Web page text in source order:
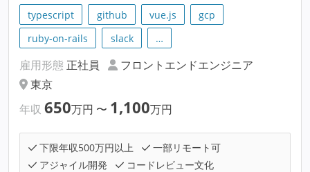
typescript github vue.js
gcp
ruby-on-rails
slack …
雇用形態 正社員
フロントエンドエンジニア
東京
年収 650万円 〜 1,100万円
下限年収500万円以上
一部リモート可
アジャイル開発
コードレビュー文化